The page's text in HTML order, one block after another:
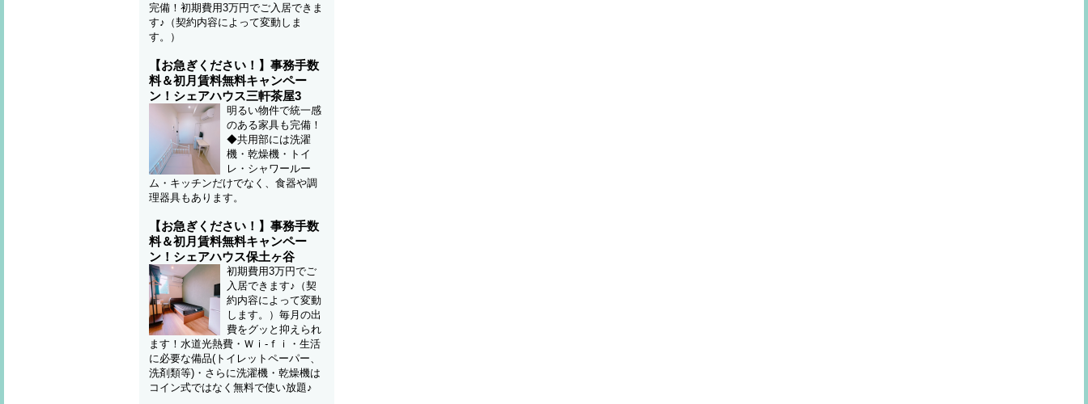
完備！初期費用3万円でご入居できま
す♪（契約内容によって変動しま
す。）
【お急ぎください！】事務手数
料＆初月賃料無料キャンペー
ン！シェアハウス三軒茶屋3
明るい物件で統一感
のある家具も完備！
◆共用部には洗濯
機・乾燥機・トイ
レ・シャワールー
ム・キッチンだけでなく、食器や調
理器具もあります。
【お急ぎください！】事務手数
料＆初月賃料無料キャンペー
ン！シェアハウス保土ヶ谷
初期費用3万円でご
入居できます♪（契
約内容によって変動
します。）毎月の出
費をグッと抑えられ
ます！水道光熱費・Ｗｉ-ｆｉ・生活
に必要な備品(トイレットペーパー、
洗剤類等)・さらに洗濯機・乾燥機は
コイン式ではなく無料で使い放題♪